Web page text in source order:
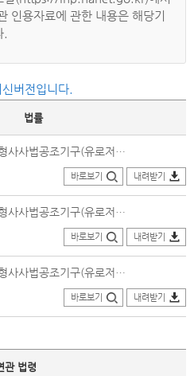
인용자료에 관한 내용은 해당기
버전입니다.
법률
규정(EU) 제2018-1727호_독일어본(2023.10.04.개정).pdf
바로보기 내려받기
제2018-1727호_번역본(2023.10.04.개정)_의회법률정보포털.PDF
바로보기 내려받기
한 규정(EU) 제2018-1727호_영문본(2023.10.04.개정).pdf
바로보기 내려받기
관 법령